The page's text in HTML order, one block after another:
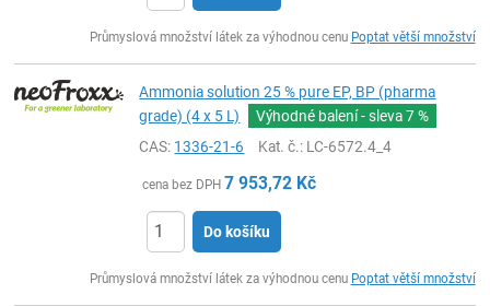
Průmyslová množství látek za výhodnou cenu Poptat větší množství
Ammonia solution 25 % pure EP, BP (pharma
grade) (4 x 5 L)
Výhodné balení - sleva7 %
CAS: 1336-21-6 Kat. č.: LC-6572.4_4
cena bez DPH 7 953,72 Kč
Do košíku
Průmyslová množství látek za výhodnou cenu Poptat větší množství